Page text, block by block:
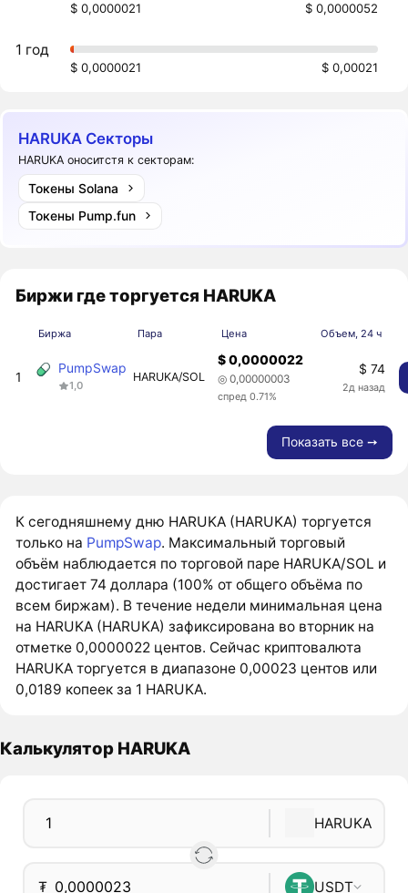
$ 0,0000021 $ 0,0000052
1 год
$ 0,0000021 $ 0,00021
HARUKA Секторы
HARUKA оноситстя к секторам:
Токены Solana
Токены Pump.fun
Биржи где торгуется HARUKA
Биржа Пара Цена Объем, 24 ч
1
PumpSwap
1,0
HARUKA/SOL
$ 0,0000022
◎ 0,00000003
спред 0.71%
$ 74
2д назад
Показать все ➙
К сегодняшнему дню HARUKA (HARUKA) торгуется
только на PumpSwap. Максимальный торговый
объём наблюдается по торговой паре HARUKA/SOL и
достигает 74 доллара (100% от общего объёма по
всем биржам). В течение недели минимальная цена
на HARUKA (HARUKA) зафиксирована во вторник на
отметке 0,0000022 центов. Сейчас криптовалюта
HARUKA торгуется в диапазоне 0,00023 центов или
0,0189 копеек за 1 HARUKA.
Калькулятор HARUKA
HARUKA
₮ USDT